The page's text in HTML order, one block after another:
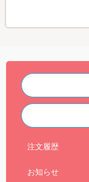
注文履歴
お知らせ